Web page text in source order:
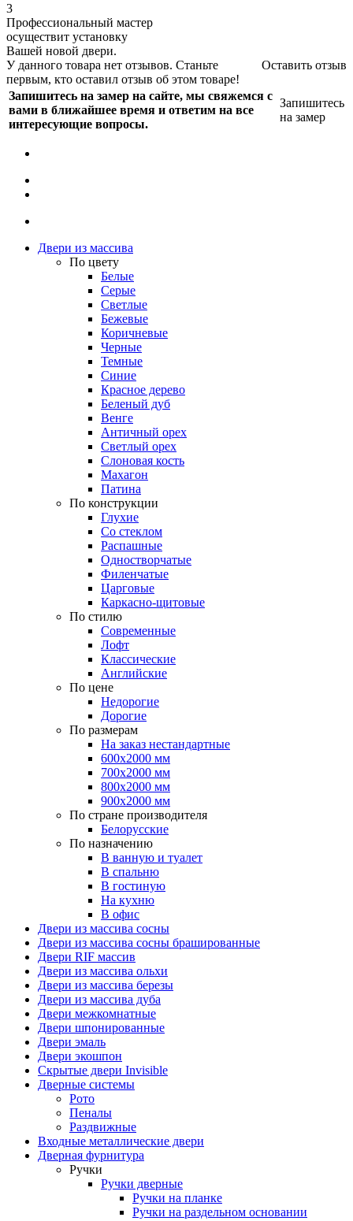
3
Профессиональный мастер
осуществит установку
Вашей новой двери.
Оставить отзыв
У данного товара нет отзывов. Станьте
первым, кто оставил отзыв об этом товаре!
Запишитесь на замер на сайте, мы свяжемся с
вами в ближайшее время и ответим на все
интересующие вопросы.
Запишитесь
на замер
Двери из массива
По цвету
Белые
Серые
Светлые
Бежевые
Коричневые
Черные
Темные
Синие
Красное дерево
Беленый дуб
Венге
Античный орех
Светлый орех
Слоновая кость
Махагон
Патина
По конструкции
Глухие
Со стеклом
Распашные
Одностворчатые
Филенчатые
Царговые
Каркасно-щитовые
По стилю
Современные
Лофт
Классические
Английские
По цене
Недорогие
Дорогие
По размерам
На заказ нестандартные
600х2000 мм
700х2000 мм
800х2000 мм
900х2000 мм
По стране производителя
Белорусские
По назначению
В ванную и туалет
В спальню
В гостиную
На кухню
В офис
Двери из массива сосны
Двери из массива сосны брашированные
Двери RIF массив
Двери из массива ольхи
Двери из массива березы
Двери из массива дуба
Двери межкомнатные
Двери шпонированные
Двери эмаль
Двери экошпон
Скрытые двери Invisible
Дверные системы
Рото
Пеналы
Раздвижные
Входные металлические двери
Дверная фурнитура
Ручки
Ручки дверные
Ручки на планке
Ручки на раздельном основании